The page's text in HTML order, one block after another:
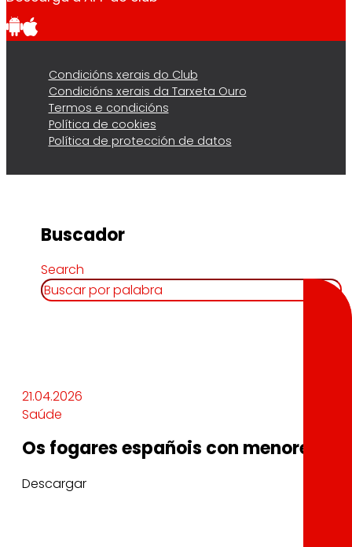
Condicións xerais do Club
Condicións xerais da Tarxeta Ouro
Termos e condicións
Política de cookies
Política de protección de datos
Buscador
Search
21.04.2026
Saúde
Os fogares españois con menores
Descargar